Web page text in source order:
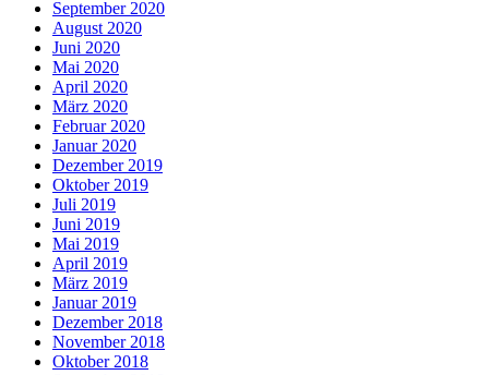
September 2020
August 2020
Juni 2020
Mai 2020
April 2020
März 2020
Februar 2020
Januar 2020
Dezember 2019
Oktober 2019
Juli 2019
Juni 2019
Mai 2019
April 2019
März 2019
Januar 2019
Dezember 2018
November 2018
Oktober 2018